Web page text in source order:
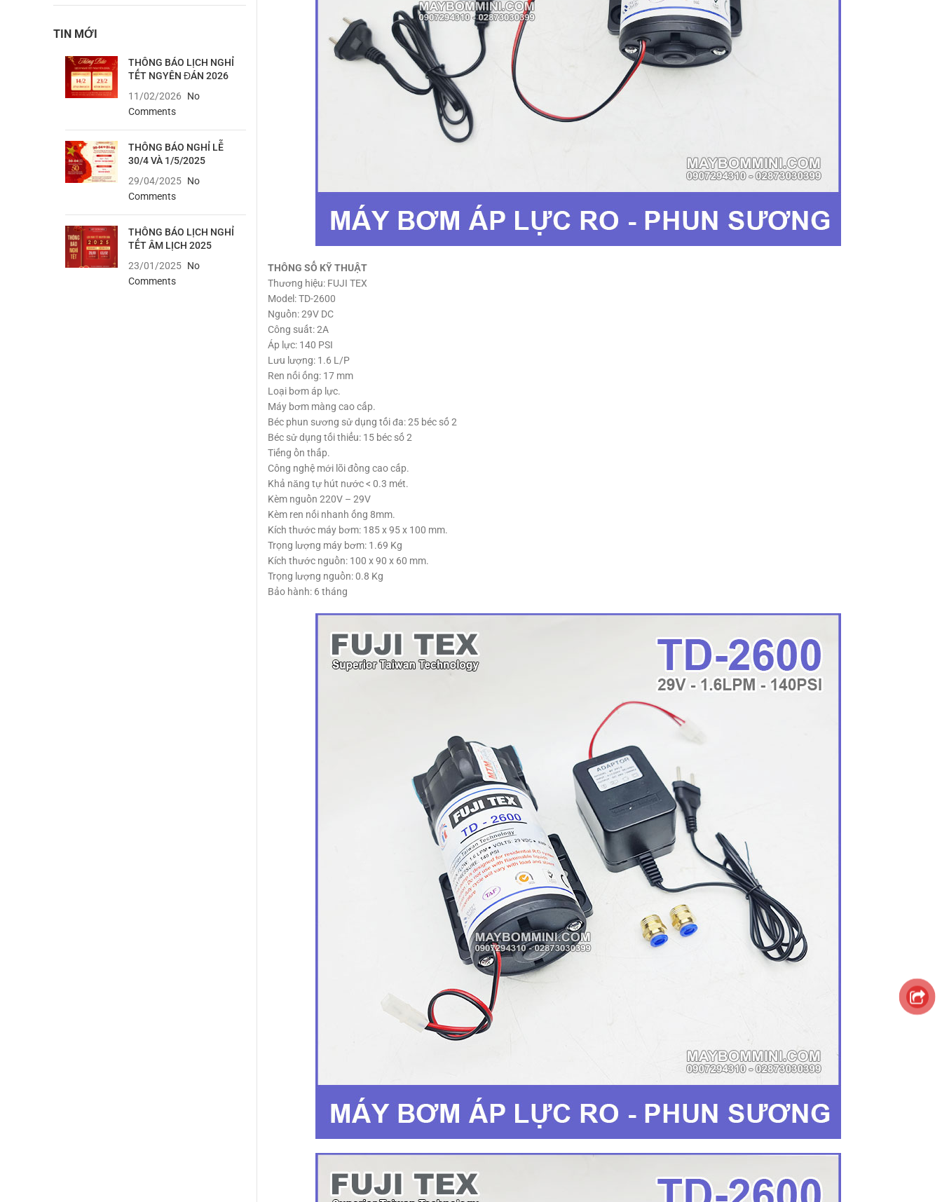
THÔNG SỐ KỸ THUẬT
Thương hiệu: FUJI TEX
Model: TD-2600
Nguồn: 29V DC
Công suất: 2A
Áp lực: 140 PSI
Lưu lượng: 1.6 L/P
Ren nối ống: 17 mm
Loại bơm áp lực.
Máy bơm màng cao cấp.
Béc phun sương sử dụng tối đa: 25 béc số 2
Béc sử dụng tối thiểu: 15 béc số 2
Tiếng ồn thấp.
Công nghệ mới lõi đồng cao cấp.
Khả năng tự hút nước < 0.3 mét.
Kèm nguồn 220V – 29V
Kèm ren nối nhanh ống 8mm.
Kích thước máy bơm: 185 x 95 x 100 mm.
Trọng lượng máy bơm: 1.69 Kg
Kích thước nguồn: 100 x 90 x 60 mm.
Trọng lượng nguồn: 0.8 Kg
Bảo hành: 6 tháng
TIN MỚI
THÔNG BÁO LỊCH NGHỈ
TẾT NGYÊN ĐÁN 2026
11/02/2026
No
Comments
THÔNG BÁO NGHỈ LỄ
30/4 VÀ 1/5/2025
29/04/2025 No
Comments
THÔNG BÁO LỊCH NGHỈ
TẾT ÂM LỊCH 2025
23/01/2025 No
Comments